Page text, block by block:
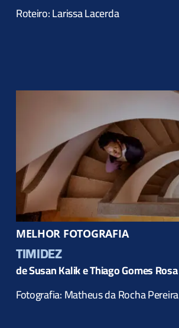
Roteiro: Larissa Lacerda
MELHOR FOTOGRAFIA
TIMIDEZ
de Susan Kalik e Thiago Gomes Rosa
Fotografia: Matheus da Rocha Pereira